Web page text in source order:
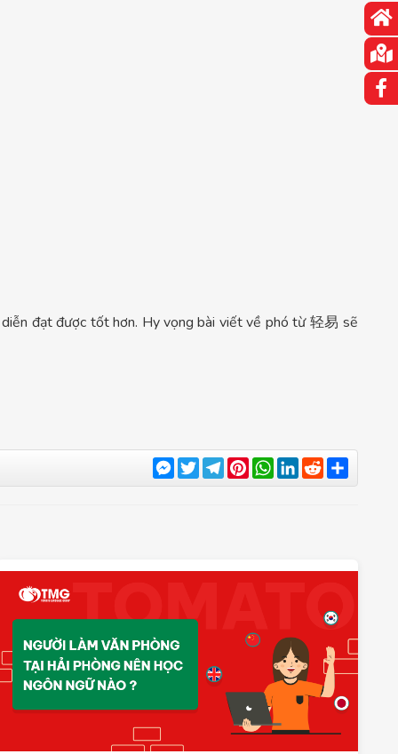
đạt được tốt hơn. Hy vọng bài viết về phó từ 轻易 sẽ
Messenger
TwitterTelegram
Pinterest
WhatsApp
LinkedIn
Reddit